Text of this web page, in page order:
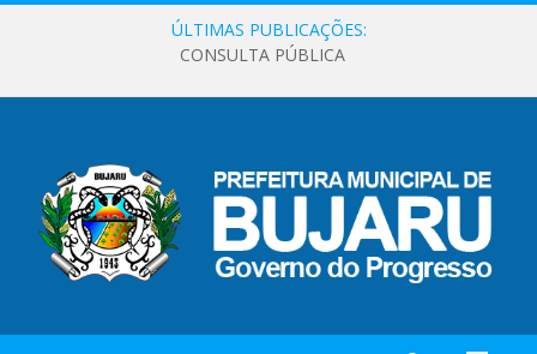
ÚLTIMAS PUBLICAÇÕES:
CONSULTA PÚBLICA